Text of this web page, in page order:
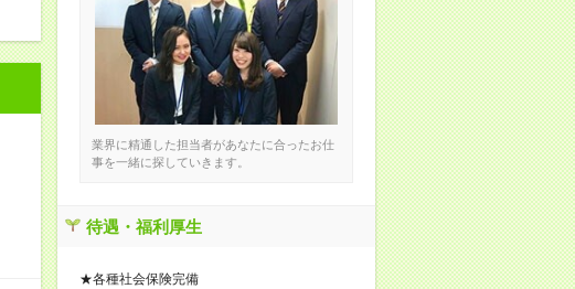
業界に精通した担当者があなたに合ったお仕
事を一緒に探していきます。
待遇・福利厚生
★各種社会保険完備